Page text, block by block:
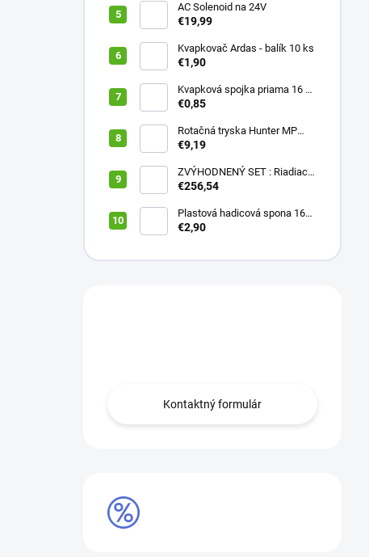
AC Solenoid na 24V
€19,99
Kvapkovač Ardas - balík 10 ks
€1,90
Kvapková spojka priama 16 x
16 (balík 10 ks)
€0,85
Rotačná tryska Hunter MP
2000 90
€9,19
ZVÝHODNENÝ SET : Riadiaca
jednotka X2 401E + WAND
€256,54
Plastová hadicová spona 16
mm (balík 10 ks)
€2,90
Kontaktný formulár